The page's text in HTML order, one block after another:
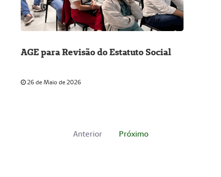
AGE para Revisão do Estatuto Social
26 de Maio de 2026
Anterior Próximo